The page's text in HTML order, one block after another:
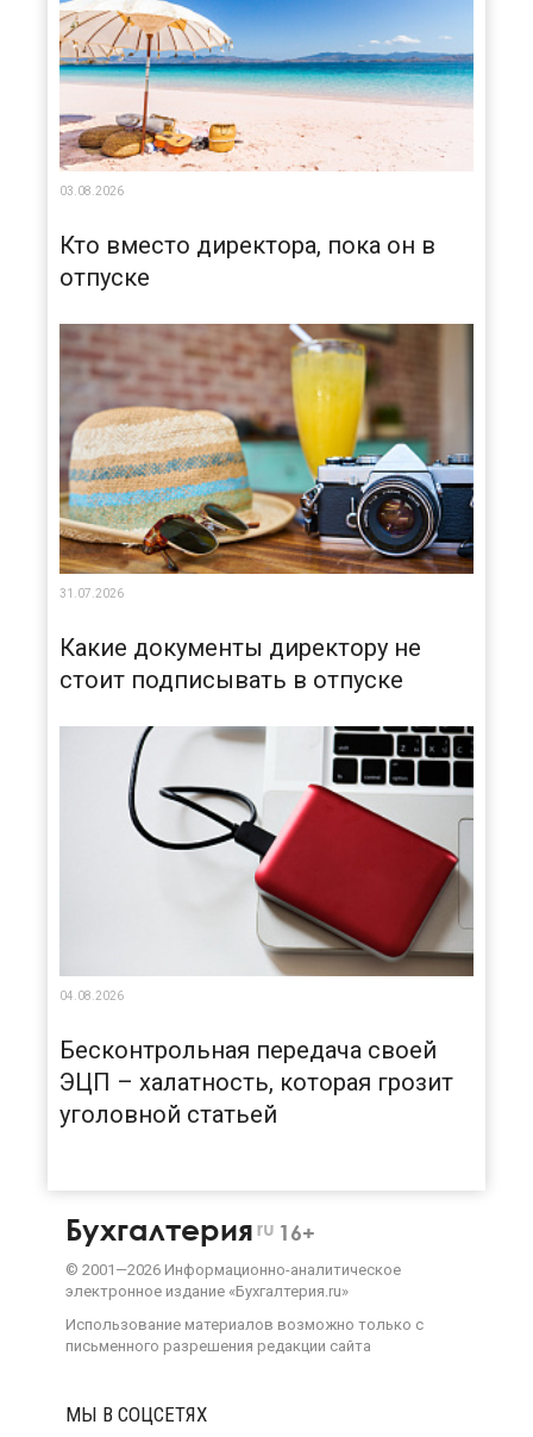
03.08.2026
Кто вместо директора, пока он в
отпуске
31.07.2026
Какие документы директору не
стоит подписывать в отпуске
04.08.2026
Бесконтрольная передача своей
ЭЦП – халатность, которая грозит
уголовной статьей
Бухгалтерия ru 16+
© 2001—2026 Информационно-аналитическое
электронное издание «Бухгалтерия.ru»
Использование материалов возможно только с
письменного разрешения редакции сайта
МЫ В СОЦСЕТЯХ